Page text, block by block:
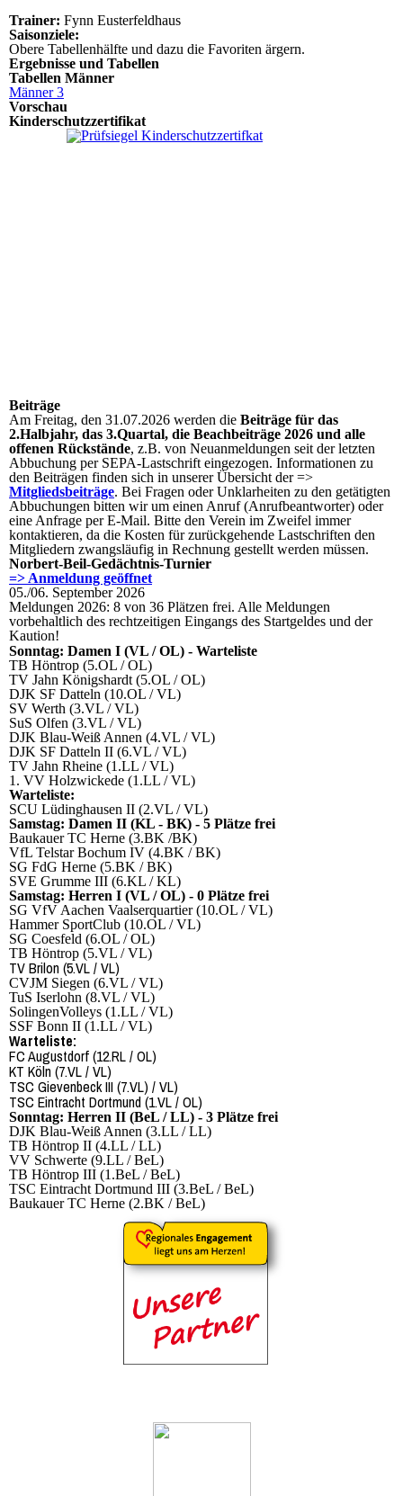
Trainer: Fynn Eusterfeldhaus
Saisonziele:
Obere Tabellenhälfte und dazu die Favoriten ärgern.
Ergebnisse und Tabellen
Tabellen Männer
Männer 3
Vorschau
Kinderschutzzertifikat
Beiträge
Am Freitag, den 31.07.2026 werden die Beiträge für das
2.Halbjahr, das 3.Quartal, die Beachbeiträge 2026 und alle
offenen Rückstände, z.B. von Neuanmeldungen seit der letzten
Abbuchung per SEPA-Lastschrift eingezogen. Informationen zu
den Beiträgen finden sich in unserer Übersicht der =>
Mitgliedsbeiträge. Bei Fragen oder Unklarheiten zu den getätigten
Abbuchungen bitten wir um einen Anruf (Anrufbeantworter) oder
eine Anfrage per E-Mail. Bitte den Verein im Zweifel immer
kontaktieren, da die Kosten für zurückgehende Lastschriften den
Mitgliedern zwangsläufig in Rechnung gestellt werden müssen.
Norbert-Beil-Gedächtnis-Turnier
=> Anmeldung geöffnet
05./06. September 2026
Meldungen 2026: 8 von 36 Plätzen frei. Alle Meldungen
vorbehaltlich des rechtzeitigen Eingangs des Startgeldes und der
Kaution!
Sonntag: Damen I (VL / OL) - Warteliste
TB Höntrop (5.OL / OL)
TV Jahn Königshardt (5.OL / OL)
DJK SF Datteln (10.OL / VL)
SV Werth (3.VL / VL)
SuS Olfen (3.VL / VL)
DJK Blau-Weiß Annen (4.VL / VL)
DJK SF Datteln II (6.VL / VL)
TV Jahn Rheine (1.LL / VL)
1. VV Holzwickede (1.LL / VL)
Warteliste:
SCU Lüdinghausen II (2.VL / VL)
Samstag: Damen II (KL - BK) - 5 Plätze frei
Baukauer TC Herne (3.BK /BK)
VfL Telstar Bochum IV (4.BK / BK)
SG FdG Herne (5.BK / BK)
SVE Grumme III (6.KL / KL)
Samstag: Herren I (VL / OL) - 0 Plätze frei
SG VfV Aachen Vaalserquartier (10.OL / VL)
Hammer SportClub (10.OL / VL)
SG Coesfeld (6.OL / OL)
TB Höntrop (5.VL / VL)
TV Brilon (5.VL / VL)
CVJM Siegen (6.VL / VL)
TuS Iserlohn (8.VL / VL)
SolingenVolleys (1.LL / VL)
SSF Bonn II (1.LL / VL)
Warteliste:
FC Augustdorf (12.RL / OL)
KT Köln (7.VL / VL)
TSC Gievenbeck III (7.VL) / VL)
TSC Eintracht Dortmund (1.VL / OL)
Sonntag: Herren II (BeL / LL) - 3 Plätze frei
DJK Blau-Weiß Annen (3.LL / LL)
TB Höntrop II (4.LL / LL)
VV Schwerte (9.LL / BeL)
TB Höntrop III (1.BeL / BeL)
TSC Eintracht Dortmund III (3.BeL / BeL)
Baukauer TC Herne (2.BK / BeL)